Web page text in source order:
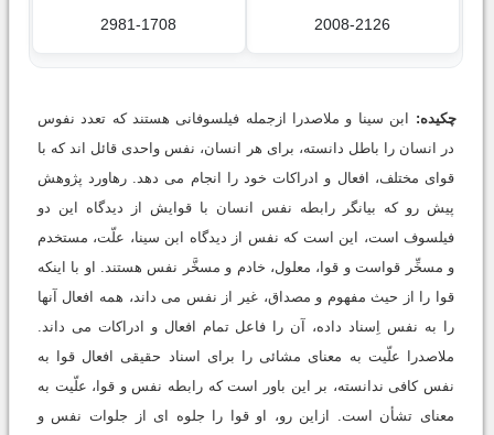
2008-2126
2981-1708
چکیده: ابن سینا و ملاصدرا ازجمله فیلسوفانی هستند که تعدد نفوس
در انسان را باطل دانسته، برای هر انسان، نفس واحدی قائل اند که با
قوای مختلف، افعال و ادراکات خود را انجام می دهد. رهاورد پژوهش
پیش رو که بیانگر رابطه نفس انسان با قوایش از دیدگاه این دو
فیلسوف است، این است که نفس از دیدگاه ابن سینا، علّت، مستخدم
و مسخِّر قواست و قوا، معلول، خادم و مسخَّر نفس هستند. او با اینکه
قوا را از حیث مفهوم و مصداق، غیر از نفس می داند، همه افعال آنها
را به نفس اِسناد داده، آن را فاعل تمام افعال و ادراکات می داند.
ملاصدرا علّیت به معنای مشائی را برای اسناد حقیقی افعال قوا به
نفس کافی ندانسته، بر این باور است که رابطه نفس و قوا، علّیت به
معنای تشأن است. ازاین رو، او قوا را جلوه اى از جلوات نفس و